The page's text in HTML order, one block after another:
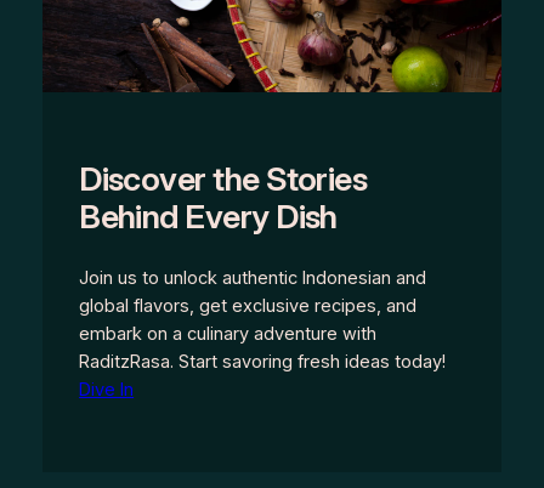
Discover the Stories
Behind Every Dish
Join us to unlock authentic Indonesian and
global flavors, get exclusive recipes, and
embark on a culinary adventure with
RaditzRasa. Start savoring fresh ideas today!
Dive In